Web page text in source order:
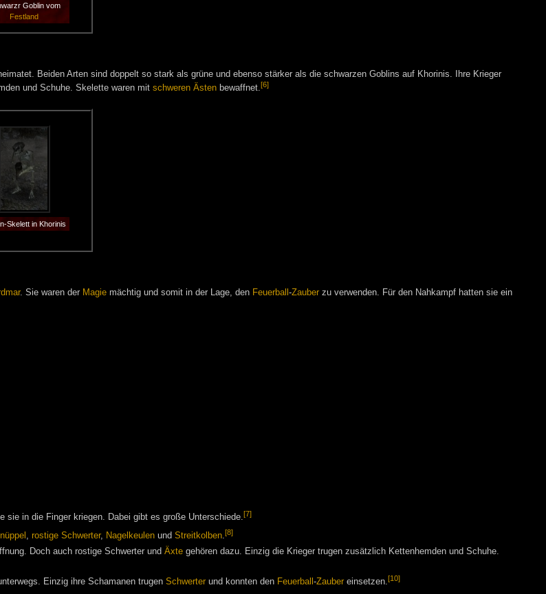
Goblin vom
Festland
Beiden Arten sind doppelt so stark als grüne und ebenso stärker als die schwarzen Goblins auf Khorinis. Ihre Krieger
und Schuhe. Skelette waren mit schweren Ästenbewaffnet.[6]
Skelett in Khorinis
. Sie waren der Magiemächtig und somit in der Lage, den Feuerball -Zauberzu verwenden. Für den Nahkampf hatten sie ein
sie in die Finger kriegen. Dabei gibt es große Unterschiede.[7]
, rostige Schwerter, Nagelkeulen und Streitkolben.[8]
Doch auch rostige Schwerter und Äxte gehören dazu. Einzig die Krieger trugen zusätzlich Kettenhemden und Schuhe.
Einzig ihre Schamanen trugen Schwerter und konnten den Feuerball -Zauber einsetzen.[10]